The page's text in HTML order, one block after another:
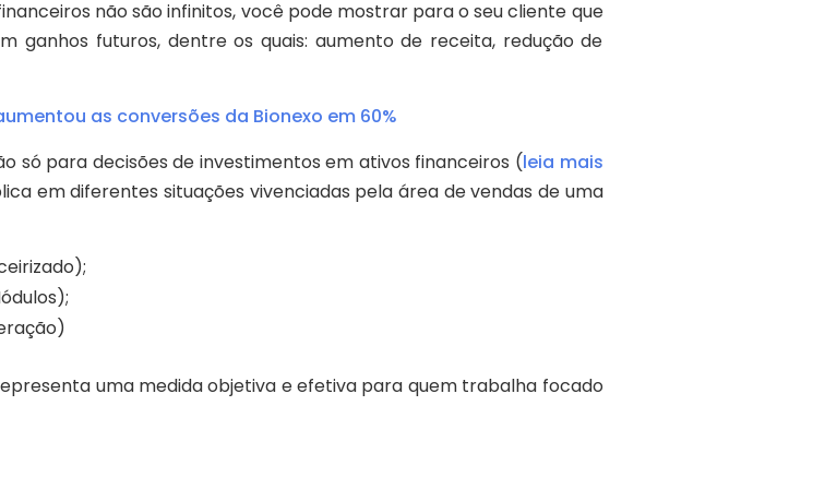
não são infinitos, você pode mostrar para o seu cliente que
ganhos futuros, dentre os quais: aumento de receita, redução de
as conversões da Bionexo em 60%
só para decisões de investimentos em ativos financeiros (leia mais
em diferentes situações vivenciadas pela área de vendas de uma
uma medida objetiva e efetiva para quem trabalha focado